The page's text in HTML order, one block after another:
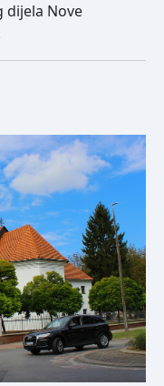
dijela Nove